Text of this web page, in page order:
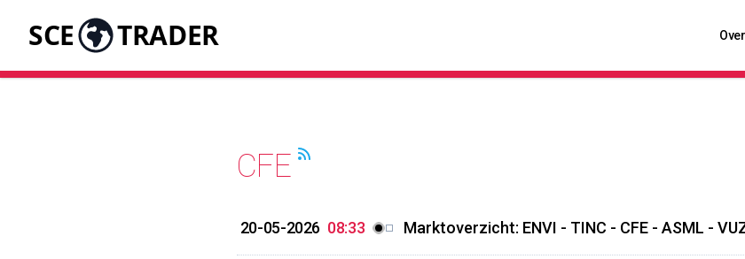
SCE TRADER
CFE
20-05-2026 08:33 Marktoverzicht: ENVI - TINC - CFE - ASML -